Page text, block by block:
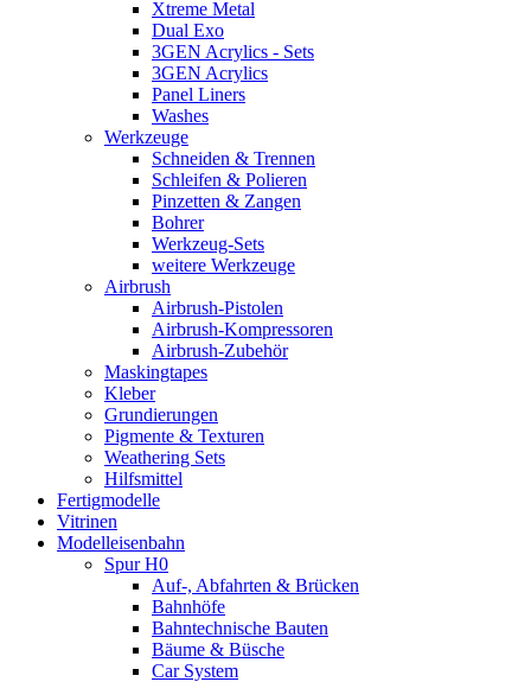
Xtreme Metal
Dual Exo
3GEN Acrylics - Sets
3GEN Acrylics
Panel Liners
Washes
Werkzeuge
Schneiden & Trennen
Schleifen & Polieren
Pinzetten & Zangen
Bohrer
Werkzeug-Sets
weitere Werkzeuge
Airbrush
Airbrush-Pistolen
Airbrush-Kompressoren
Airbrush-Zubehör
Maskingtapes
Kleber
Grundierungen
Pigmente & Texturen
Weathering Sets
Hilfsmittel
Fertigmodelle
Vitrinen
Modelleisenbahn
Spur H0
Auf-, Abfahrten & Brücken
Bahnhöfe
Bahntechnische Bauten
Bäume & Büsche
Car System